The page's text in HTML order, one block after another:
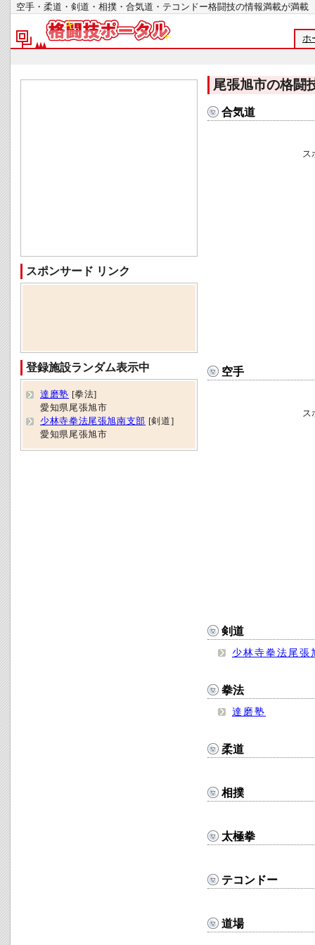
空手・柔道・剣道・相撲・合気道・テコンドー格闘技の情報満載が
ホ
尾張旭市の格闘
合気道
ス
空手
ス
剣道
少林寺拳法尾張
拳法
達磨塾
柔道
相撲
太極拳
テコンドー
道場
スポンサード リンク
登録施設ランダム表示中
達磨塾 [拳法]
愛知県尾張旭市
少林寺拳法尾張旭南支部 [剣道]
愛知県尾張旭市